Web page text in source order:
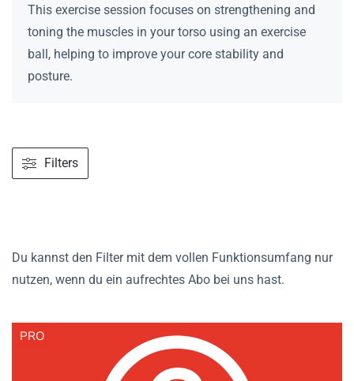
This exercise session focuses on strengthening and
toning the muscles in your torso using an exercise
ball, helping to improve your core stability and
posture.
Filters
Du kannst den Filter mit dem vollen Funktionsumfang nur
nutzen, wenn du ein aufrechtes Abo bei uns hast.
PRO